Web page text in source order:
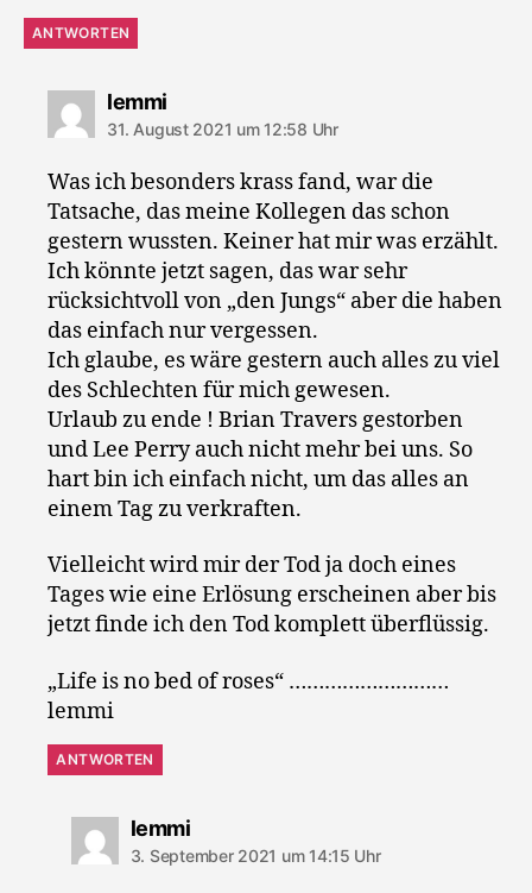
ANTWORTEN
lemmisagt:
31. August 2021 um 12:58 Uhr
Was ich besonders krass fand, war die
Tatsache, das meine Kollegen das schon
gestern wussten. Keiner hat mir was erzählt.
Ich könnte jetzt sagen, das war sehr
rücksichtvoll von „den Jungs“ aber die haben
das einfach nur vergessen.
Ich glaube, es wäre gestern auch alles zu viel
des Schlechten für mich gewesen.
Urlaub zu ende ! Brian Travers gestorben
und Lee Perry auch nicht mehr bei uns. So
hart bin ich einfach nicht, um das alles an
einem Tag zu verkraften.
Vielleicht wird mir der Tod ja doch eines
Tages wie eine Erlösung erscheinen aber bis
jetzt finde ich den Tod komplett überflüssig.
„Life is no bed of roses“ ………………………
lemmi
ANTWORTEN
lemmisagt:
3. September 2021 um 14:15 Uhr